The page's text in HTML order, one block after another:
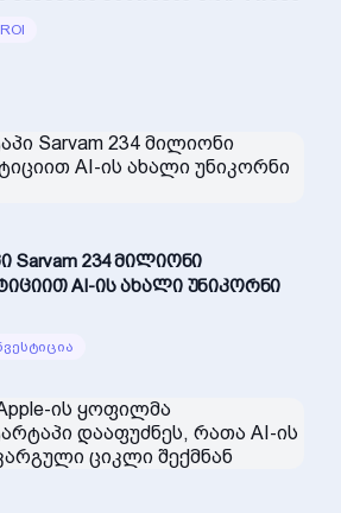
ROI
Sarvam 234 მილიონი
AI-ის ახალი უნიკორნი